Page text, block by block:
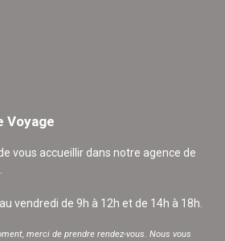
Voyage
vous accueillir dans notre agence de
vendredi de 9h à 12h et de 14h à 18h.
merci de prendre rendez-vous. Nous vous